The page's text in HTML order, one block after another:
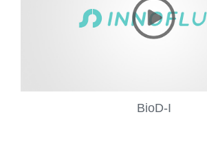
BioD-I